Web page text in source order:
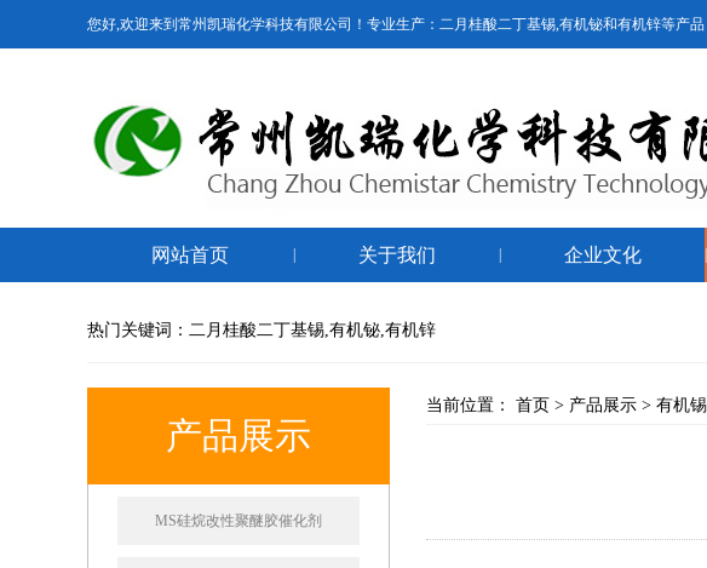
您好,欢迎来到常州凯瑞化学科技有限公司！专业生产：二月桂酸二丁基锡,有机铋和有机锌等产品
网站首页 关于我们 企业文化
热门关键词：二月桂酸二丁基锡,有机铋,有机锌
产品展示
MS硅烷改性聚醚胶催化剂
当前位置： 首页 > 产品展示 > 有机